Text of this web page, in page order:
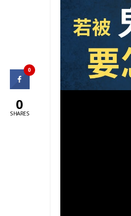
0
0
SHARES